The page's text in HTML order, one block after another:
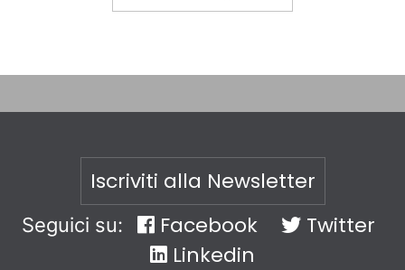
Iscriviti alla Newsletter
Seguici su: Facebook
Twitter
Linkedin